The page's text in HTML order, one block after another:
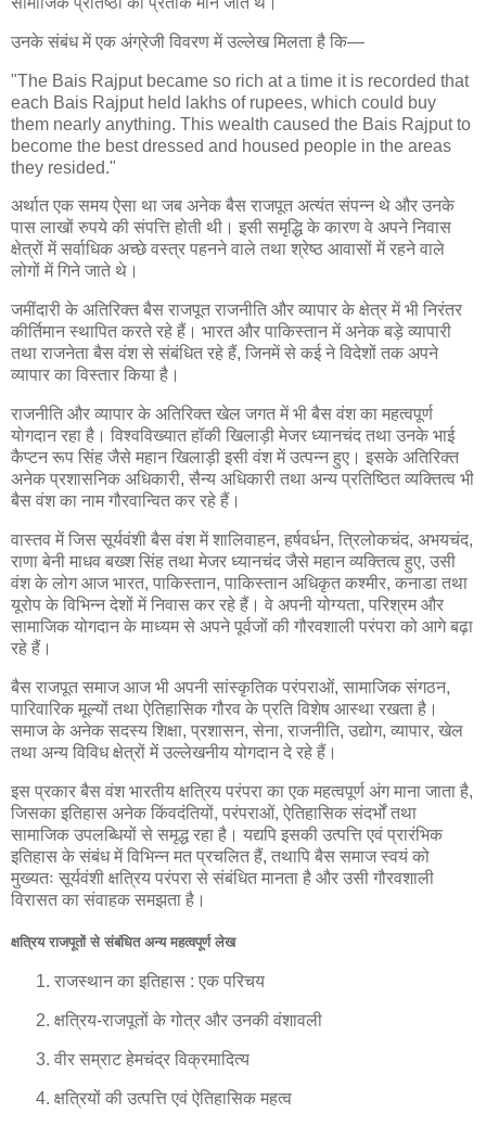
उनके संबंध में एक अंग्रेजी विवरण में उल्लेख मिलता है कि—
"The Bais Rajput became so rich at a time it is recorded that
each Bais Rajput held lakhs of rupees, which could buy
them nearly anything. This wealth caused the Bais Rajput to
become the best dressed and housed people in the areas
they resided."
अर्थात एक समय ऐसा था जब अनेक बैस राजपूत अत्यंत संपन्न थे और उनके
पास लाखों रुपये की संपत्ति होती थी। इसी समृद्धि के कारण वे अपने निवास
क्षेत्रों में सर्वाधिक अच्छे वस्त्र पहनने वाले तथा श्रेष्ठ आवासों में रहने वाले
लोगों में गिने जाते थे।
जमींदारी के अतिरिक्त बैस राजपूत राजनीति और व्यापार के क्षेत्र में भी निरंतर
कीर्तिमान स्थापित करते रहे हैं। भारत और पाकिस्तान में अनेक बड़े व्यापारी
तथा राजनेता बैस वंश से संबंधित रहे हैं, जिनमें से कई ने विदेशों तक अपने
व्यापार का विस्तार किया है।
राजनीति और व्यापार के अतिरिक्त खेल जगत में भी बैस वंश का महत्वपूर्ण
योगदान रहा है। विश्वविख्यात हॉकी खिलाड़ी मेजर ध्यानचंद तथा उनके भाई
कैप्टन रूप सिंह जैसे महान खिलाड़ी इसी वंश में उत्पन्न हुए। इसके अतिरिक्त
अनेक प्रशासनिक अधिकारी, सैन्य अधिकारी तथा अन्य प्रतिष्ठित व्यक्तित्व भी
बैस वंश का नाम गौरवान्वित कर रहे हैं।
वास्तव में जिस सूर्यवंशी बैस वंश में शालिवाहन, हर्षवर्धन, त्रिलोकचंद, अभयचंद,
राणा बेनी माधव बख्श सिंह तथा मेजर ध्यानचंद जैसे महान व्यक्तित्व हुए, उसी
वंश के लोग आज भारत, पाकिस्तान, पाकिस्तान अधिकृत कश्मीर, कनाडा तथा
यूरोप के विभिन्न देशों में निवास कर रहे हैं। वे अपनी योग्यता, परिश्रम और
सामाजिक योगदान के माध्यम से अपने पूर्वजों की गौरवशाली परंपरा को आगे बढ़ा
रहे हैं।
बैस राजपूत समाज आज भी अपनी सांस्कृतिक परंपराओं, सामाजिक संगठन,
पारिवारिक मूल्यों तथा ऐतिहासिक गौरव के प्रति विशेष आस्था रखता है।
समाज के अनेक सदस्य शिक्षा, प्रशासन, सेना, राजनीति, उद्योग, व्यापार, खेल
तथा अन्य विविध क्षेत्रों में उल्लेखनीय योगदान दे रहे हैं।
इस प्रकार बैस वंश भारतीय क्षत्रिय परंपरा का एक महत्वपूर्ण अंग माना जाता है,
जिसका इतिहास अनेक किंवदंतियों, परंपराओं, ऐतिहासिक संदर्भों तथा
सामाजिक उपलब्धियों से समृद्ध रहा है। यद्यपि इसकी उत्पत्ति एवं प्रारंभिक
इतिहास के संबंध में विभिन्न मत प्रचलित हैं, तथापि बैस समाज स्वयं को
मुख्यतः सूर्यवंशी क्षत्रिय परंपरा से संबंधित मानता है और उसी गौरवशाली
विरासत का संवाहक समझता है।
क्षत्रिय राजपूतों से संबंधित अन्य महत्वपूर्ण लेख
राजस्थान का इतिहास : एक परिचय
क्षत्रिय-राजपूतों के गोत्र और उनकी वंशावली
वीर सम्राट हेमचंद्र विक्रमादित्य
क्षत्रियों की उत्पत्ति एवं ऐतिहासिक महत्व